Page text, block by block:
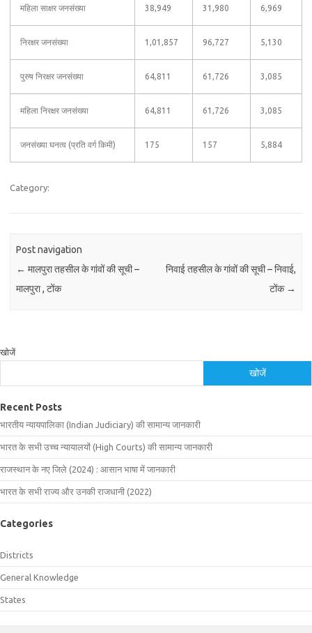
महिला साक्षर जनसंख्या 38,949 31,980 6,969
निरक्षर जनसंख्या 1,01,857 96,727 5,130
पुरुष निरक्षर जनसंख्या 64,811 61,726 3,085
महिला निरक्षर जनसंख्या 64,811 61,726 3,085
जनसंख्या घनत्व (प्रति वर्ग किमी) 175 157 5,884
Category:
Post navigation
← मालपुरा तहसील के गांवों की सूची –
मालपुरा , टोंक
निवाई तहसील के गांवों की सूची – निवाई,
टोंक →
खोजें
खोजें
Recent Posts
भारतीय न्यायपालिका (Indian Judiciary) की सामान्य जानकारी
भारत के सभी उच्च न्यायालयों (High Courts) की सामान्य जानकारी
राजस्थान के नए जिले (2024) : आसान भाषा में जानकारी
भारत के सभी राज्य और उनकी राजधानी (2022)
Categories
Districts
General Knowledge
States